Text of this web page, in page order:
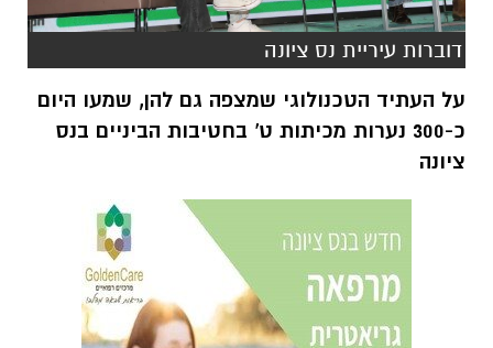
דוברות עיריית נס ציונה
על העתיד הטכנולוגי שמצפה גם להן, שמעו היום
כ-300 נערות מכיתות ט' בחטיבות הביניים בנס
ציונה